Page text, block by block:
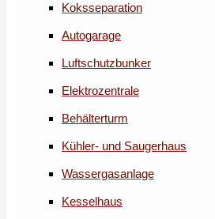
Koksseparation
Autogarage
Luftschutzbunker
Elektrozentrale
Behälterturm
Kühler- und Saugerhaus
Wassergasanlage
Kesselhaus